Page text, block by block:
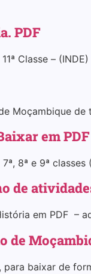
PDF
Classe –
Moçambique de
em PDF
8ª e 9ª classes
de
em PDF –
de
baixar de